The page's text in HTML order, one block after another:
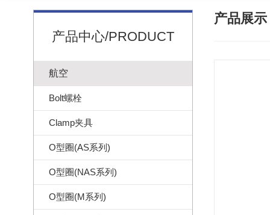
产品中心/PRODUCT
航空
Bolt螺栓
Clamp夹具
O型圈(AS系列)
O型圈(NAS系列)
O型圈(M系列)
产品展示